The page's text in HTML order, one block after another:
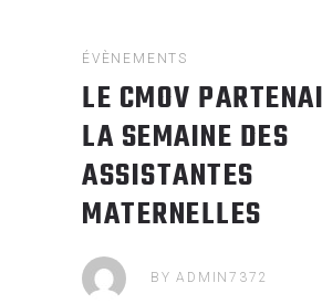
ÉVÈNEMENTS
LE CMOV
LA SEMAINE DES
ASSISTANTES
MATERNELLES
BYADMIN7372